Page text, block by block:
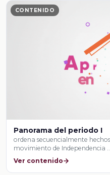
CONTENIDO
Panorama del periodo I
ordena secuencialmente
movimiento de Independencia
Ver contenido